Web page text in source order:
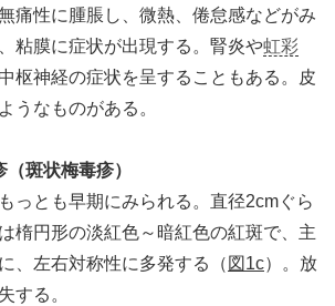
痛性に腫脹し、微熱、倦怠感などがみ
粘膜に症状が出現する。腎炎や虹彩
枢神経の症状を呈することもある。皮
うなものがある。
（斑状梅毒疹）
っとも早期にみられる。直径2cmぐら
楕円形の淡紅色～暗紅色の紅斑で、主
、左右対称性に多発する（ 図1c）。放
する。